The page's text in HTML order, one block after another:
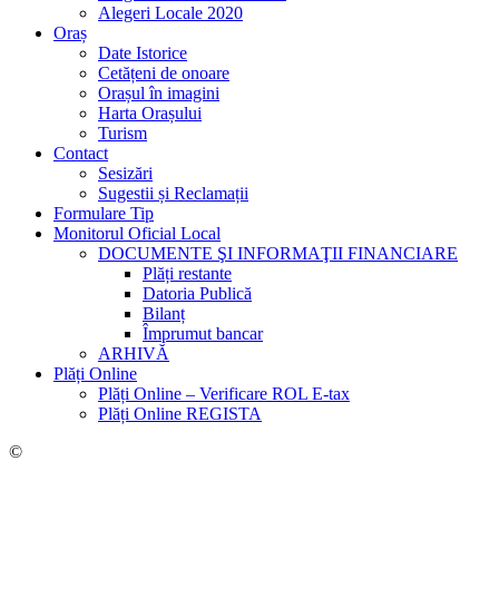
Alegeri Locale 2020
Oraș
Date Istorice
Cetățeni de onoare
Orașul în imagini
Harta Orașului
Turism
Contact
Sesizări
Sugestii și Reclamații
Formulare Tip
Monitorul Oficial Local
DOCUMENTE ŞI INFORMAŢII FINANCIARE
Plăți restante
Datoria Publică
Bilanț
Împrumut bancar
ARHIVĂ
Plăți Online
Plăți Online – Verificare ROL E-tax
Plăți Online REGISTA
©